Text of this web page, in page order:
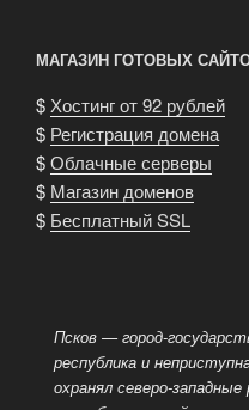
МАГАЗИН ГОТОВЫХ
$Хостинг от 92 рублей
$ Регистрация домена
$Облачные серверы
$ Магазин доменов
$ Бесплатный SSL
Псков — город-
республика и
охранял северо-